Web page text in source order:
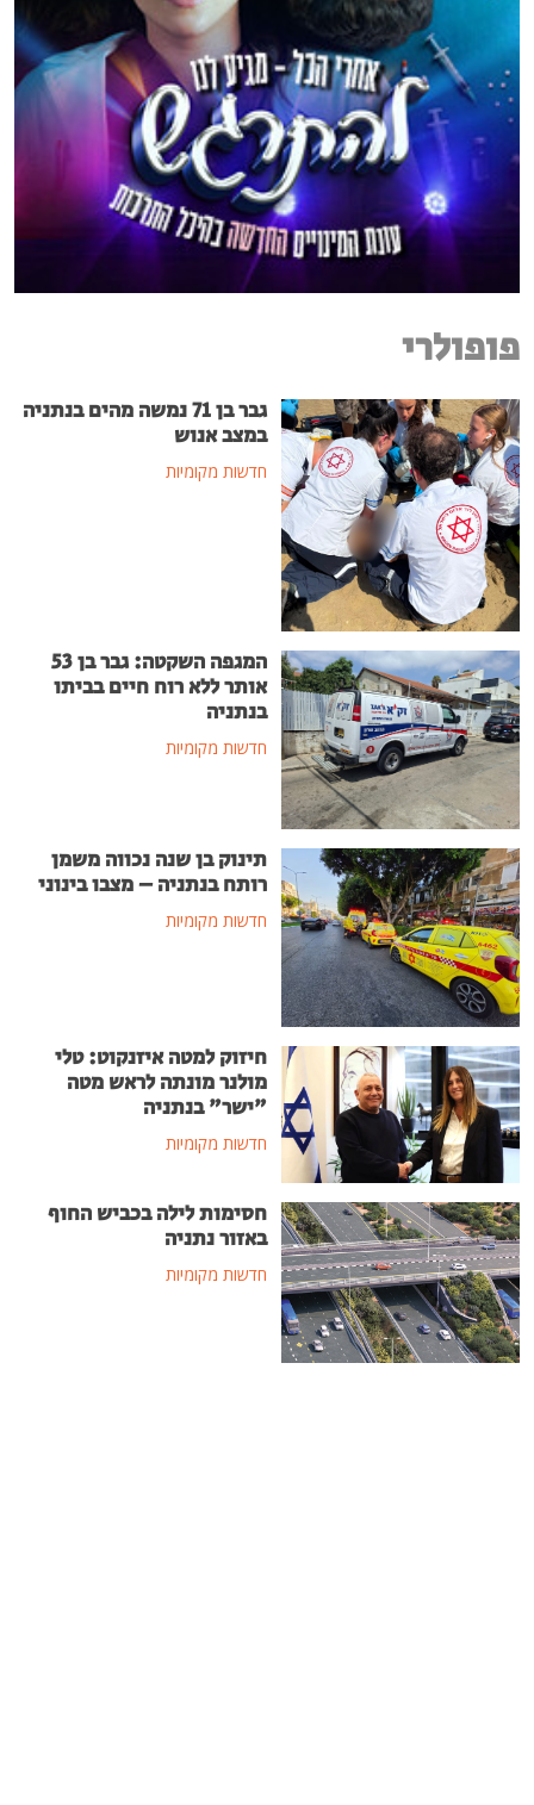
פופולרי
גבר בן 71 נמשה מהים בנתניה
במצב אנוש
חדשות מקומיות
המגפה השקטה: גבר בן 53
אותר ללא רוח חיים בביתו
בנתניה
חדשות מקומיות
תינוק בן שנה נכווה משמן
רותח בנתניה – מצבו בינוני
חדשות מקומיות
חיזוק למטה איזנקוט: טלי
מולנר מונתה לראש מטה
"ישר" בנתניה
חדשות מקומיות
חסימות לילה בכביש החוף
באזור נתניה
חדשות מקומיות